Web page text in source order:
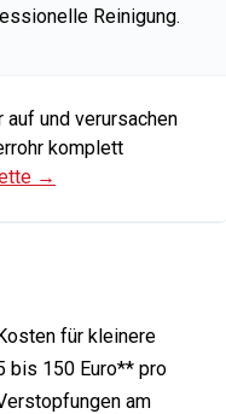
Reinigung.
und verursachen
komplett
→
für kleinere
bis 150 Euro** pro
am